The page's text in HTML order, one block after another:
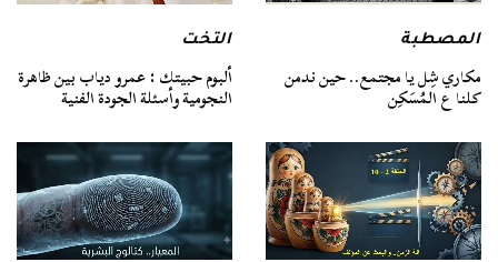
المصطبة
مكاري شِل يا مجتمع.. حين ندمن
كلنا ع المُسَكِن
التخت
ألبوم حبيتك : عمرو دياب بين ظاهرة
النجومية وأسئلة الجودة الفنية